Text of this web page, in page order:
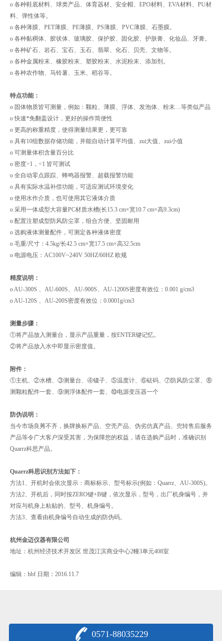
o 各种鞋底材料、球类产品、体育器材、安全帽、EPO材料、EVA材料、PU材
料、弹性体等。
o 各种薄膜、PET薄膜、PE薄膜、PS薄膜、PVC薄膜、石墨膜。
o 各种黏稠体、胶状体、玻璃胶、保护胶、固化胶、护肤膏、化妆品、牙膏。
o 各种矿石、岩石、宝石、玉石、翡翠、化石、贝壳、文物等。
o 各种金属粉末、橡胶粉末、塑胶粉末、水泥粉末、添加剂。
o 各种农作物、马铃薯、玉米、稻谷等。
特点功能：
o 固体物质皆可测量，例如：颗粒、薄膜、浮体、发泡体、粉末…等类似产品
o 快速*免翻盖设计，更好的操作简便性
o 更高的称重精度，使得测量结果更，更可靠
o 具有10组数据存储功能，并能自动计算平均值、zui大值、zui小值
o 可测量体积含量百分比
o 密度>1，<1 皆可测试
o 全自动零点跟踪、蜂鸣器报警、超载报警功能
o 具有实际水温补偿功能，可适应测试环境变化
o 使用水作介质，也可使用其它液体介质
o 采用一体成型大容量PC材质水槽(长15.3 cm×宽10.7 cm×高9.3cm)
o 配置注塑成型防风防尘罩，组合方便、坚固耐用
o 选购液体测量配件，可测定各种液体密度
o 毛重/尺寸：4.5kg/长42.5 cm×宽17.5 cm×高32.5cm
o 电源电压：AC100V~240V 50HZ/60HZ 欧规
精度说明：
o AU-300S 、AU-600S、AU-900S、AU-1200S密度有效位：0.001 g/cm3
o AU-120S 、AU-200S密度有效位：0.0001g/cm3
测量步骤：
①将产品放入测量台，显示产品重量，按ENTER键记忆。
②将产品放入水中即显示密度值。
附件：
①主机、②水槽、③测量台、④镊子、⑤温度计、⑥砝码、⑦防风防尘罩、⑧
测颗粒配件一套、⑨测浮体配件一套、⑩电源变压器一个
防伪说明：
当今市场良莠不齐，换牌换标产品、空壳产品、伪劣仿真产品、兜转售后服务
产品等令广大客户深受其害，为保障您的权益，请在选购产品时，准确识别
Quarrz科思产品。
Quarrz科思识别方法如下：
方法1、开机时会依次显示：商标标示、型号标示(例如：Quarrz、AU-300S)。
方法2、开机后，同时按ZERO键+B键，依次显示，型号，出厂机身编号，并
对应与机身上粘贴的、型号、机身编号。
方法3、查看由机身编号自动生成的防伪码。
杭州金迈仪器有限公司
地址：杭州经济技术开发区 世茂江滨商业中心2幢3单元408室
编辑：hbf 日期：2016.11.7
0571-88035229